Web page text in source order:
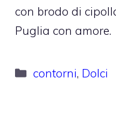
con brodo di
Puglia con amore.
Categorie
contorni, Dolci